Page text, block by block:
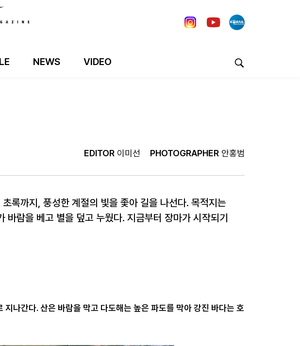
NEWS VIDEO
EDITOR 이미선 PHOTOGRAPHER 안홍범
록까지, 풍성한 계절의 빛을 좇아 길을 나선다. 목적지는
바람을 베고 별을 덮고 누웠다. 지금부터 장마가 시작되기
나간다. 산은 바람을 막고 다도해는 높은 파도를 막아 강진 바다는 호